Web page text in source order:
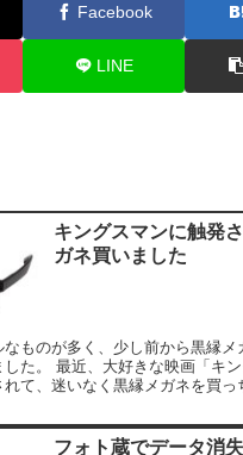
Facebook
LINE
キングスマンに触発
ガネ買いました
なものが多く、少し前から黒縁メ
た。 最近、大好きな映画「キ
て、迷いなく黒縁メガネを買っ
フォト蔵でデータ消失